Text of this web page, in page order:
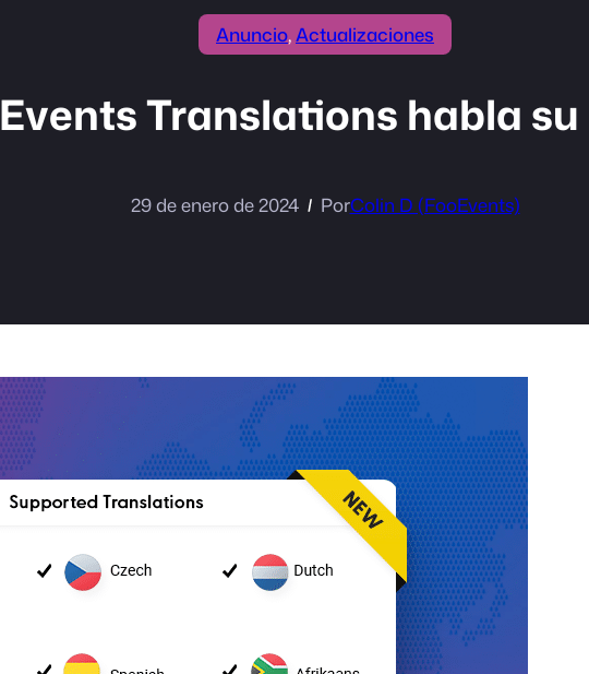
Anuncio, Actualizaciones
Translations habla
29 de enero de 2024 PorColin D (FooEvents)